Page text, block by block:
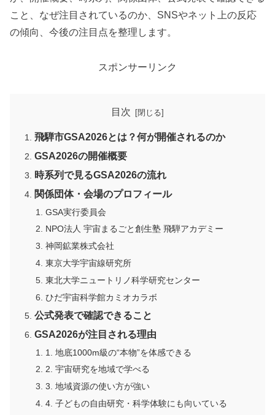
こと、なぜ注目されているのか、SNSやネット上の反応
の傾向、今後の注目点を整理します。
スポンサーリンク
目次
飛騨市GSA2026とは？何が開催されるのか
GSA2026の開催概要
時系列で見るGSA2026の流れ
関係団体・会場のプロフィール
GSA実行委員会
NPO法人 宇宙まるごと創生塾 飛騨アカデミー
神岡鉱業株式会社
東京大学宇宙線研究所
東北大学ニュートリノ科学研究センター
ひだ宇宙科学館カミオカラボ
公式発表で確認できること
GSA2026が注目される理由
1. 地底1000m級の“本物”を体感できる
2. 宇宙研究を地域で学べる
3. 地域資源の使い方が強い
4. 子どもの自由研究・科学体験にも向いている